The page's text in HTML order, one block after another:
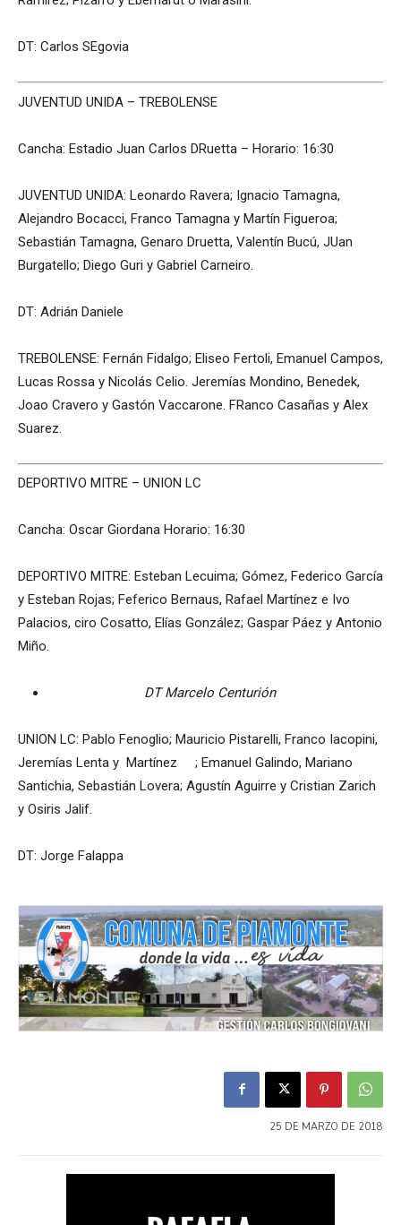
DT: Carlos SEgovia
JUVENTUD UNIDA – TREBOLENSE
Cancha: Estadio Juan Carlos DRuetta – Horario: 16:30
JUVENTUD UNIDA: Leonardo Ravera; Ignacio Tamagna,
Alejandro Bocacci, Franco Tamagna y Martín Figueroa;
Sebastián Tamagna, Genaro Druetta, Valentín Bucú, JUan
Burgatello; Diego Guri y Gabriel Carneiro.
DT: Adrián Daniele
TREBOLENSE: Fernán Fidalgo; Eliseo Fertoli, Emanuel Campos,
Lucas Rossa y Nicolás Celio. Jeremías Mondino, Benedek,
Joao Cravero y Gastón Vaccarone. FRanco Casañas y Alex
Suarez.
DEPORTIVO MITRE – UNION LC
Cancha: Oscar Giordana Horario: 16:30
DEPORTIVO MITRE: Esteban Lecuima; Gómez, Federico García
y Esteban Rojas; Feferico Bernaus, Rafael Martínez e Ivo
Palacios, ciro Cosatto, Elías González; Gaspar Páez y Antonio
Miño.
DT Marcelo Centurión
UNION LC: Pablo Fenoglio; Mauricio Pistarelli, Franco Iacopini,
Jeremías Lenta y Martínez ; Emanuel Galindo, Mariano
Santichia, Sebastián Lovera; Agustín Aguirre y Cristian Zarich
y Osiris Jalif.
DT: Jorge Falappa
25 DE MARZO DE 2018